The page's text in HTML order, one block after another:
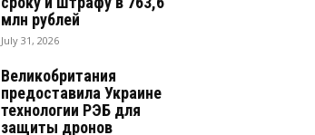
млн рублей
July 31, 2026
Великобритания
предоставила Украине
технологии РЭБ для
защиты дронов